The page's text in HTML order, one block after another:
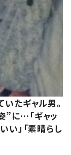
たギャル男。
”に…「ギャッ
い」「素晴らし